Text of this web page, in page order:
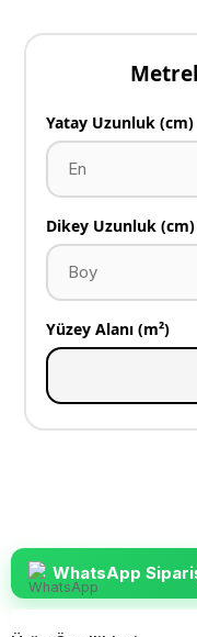
Yatay Uzunluk (cm)
Dikey Uzunluk (cm)
Yüzey Alanı (m²)
WhatsApp